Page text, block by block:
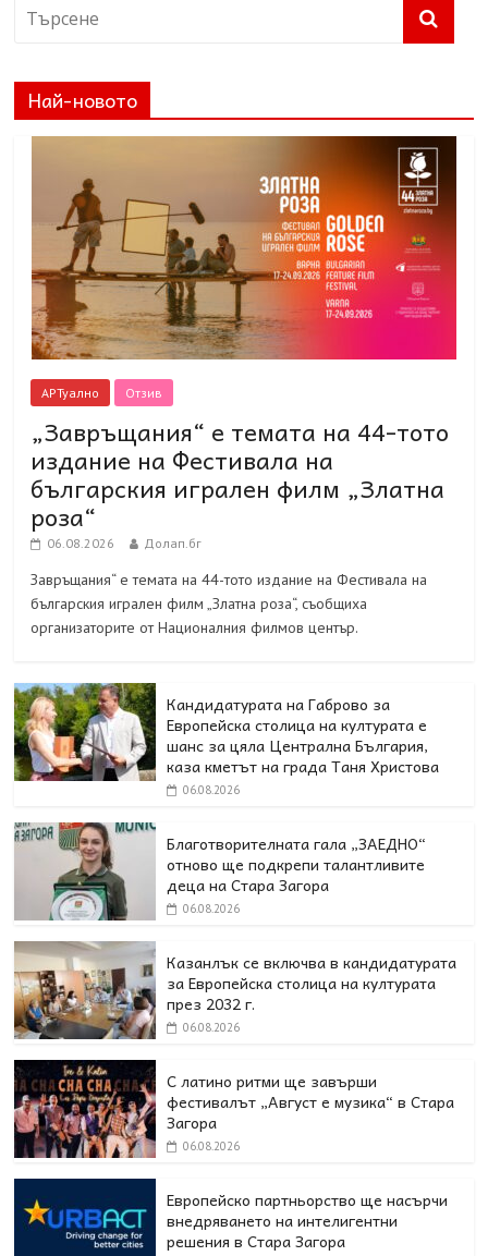
Най-новото
АРТуално Отзив
„Завръщания“ е темата на 44-тото
издание на Фестивала на
българския игрален филм „Златна
роза“
06.08.2026 Долап.бг
Завръщания“ е темата на 44-тото издание на Фестивала на
българския игрален филм „Златна роза“, съобщиха
организаторите от Националния филмов център.
Кандидатурата на Габрово за
Европейска столица на културата е
шанс за цяла Централна България,
каза кметът на града Таня Христова
06.08.2026
Благотворителната гала „ЗАЕДНО“
отново ще подкрепи талантливите
деца на Стара Загора
06.08.2026
Казанлък се включва в кандидатурата
за Европейска столица на културата
през 2032 г.
06.08.2026
С латино ритми ще завърши
фестивалът „Август е музика“ в Стара
Загора
06.08.2026
Европейско партньорство ще насърчи
внедряването на интелигентни
решения в Стара Загора